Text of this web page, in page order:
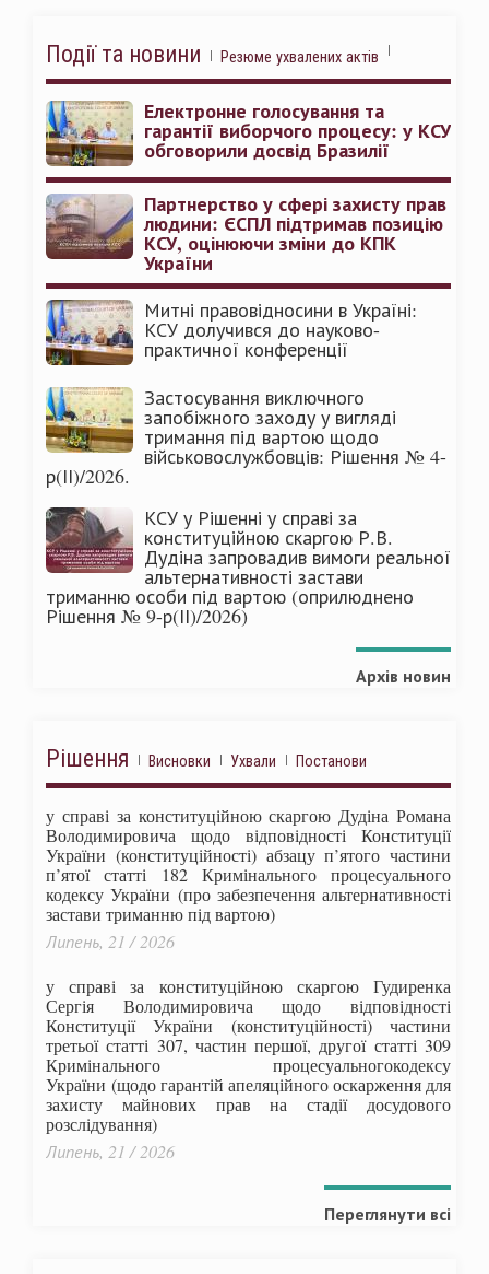
Події та новини Резюме ухвалених актів
Електронне голосування та
гарантії виборчого процесу: у КСУ
обговорили досвід Бразилії
Партнерство у сфері захисту прав
людини: ЄСПЛ підтримав позицію
КСУ, оцінюючи зміни до КПК
України
Митні правовідносини в Україні:
КСУ долучився до науково-
практичної конференції
Застосування виключного
запобіжного заходу у вигляді
тримання під вартою щодо
військовослужбовців: Рішення № 4-
р(ІІ)/2026.
КСУ у Рішенні у справі за
конституційною скаргою Р.В.
Дудіна запровадив вимоги реальної
альтернативності застави
триманню особи під вартою (оприлюднено
Рішення № 9-р(ІІ)/2026)
Архів новин
Рішення Висновки Ухвали Постанови
у справі за конституційною скаргою Дудіна Романа
Володимировича щодо відповідності Конституції
України (конституційності) абзацу п’ятого частини
п’ятої статті 182 Кримінального процесуального
кодексу України (про забезпечення альтернативності
застави триманню під вартою)
Липень, 21 / 2026
у справі за конституційною скаргою Гудиренка
Сергія Володимировича щодо відповідності
Конституції України (конституційності) частини
третьої статті 307, частин першої, другої статті 309
Кримінального процесуальногокодексу
України (щодо гарантій апеляційного оскарження для
захисту майнових прав на стадії досудового
розслідування)
Липень, 21 / 2026
Переглянути всі